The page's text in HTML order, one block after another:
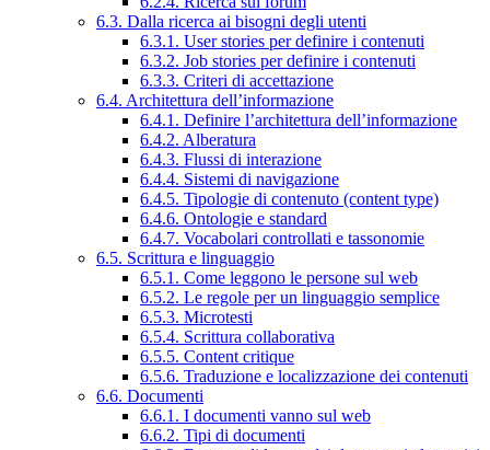
6.3. Dalla ricerca ai bisogni degli utenti
6.3.1. User stories per definire i contenuti
6.3.2. Job stories per definire i contenuti
6.3.3. Criteri di accettazione
6.4. Architettura dell’informazione
6.4.1. Definire l’architettura dell’informazione
6.4.2. Alberatura
6.4.3. Flussi di interazione
6.4.4. Sistemi di navigazione
6.4.5. Tipologie di contenuto (content type)
6.4.6. Ontologie e standard
6.4.7. Vocabolari controllati e tassonomie
6.5. Scrittura e linguaggio
6.5.1. Come leggono le persone sul web
6.5.2. Le regole per un linguaggio semplice
6.5.3. Microtesti
6.5.4. Scrittura collaborativa
6.5.5. Content critique
6.5.6. Traduzione e localizzazione dei contenuti
6.6. Documenti
6.6.1. I documenti vanno sul web
6.6.2. Tipi di documenti